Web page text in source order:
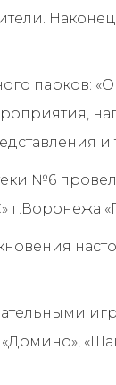
парков:
и
№6
г.Воронежа